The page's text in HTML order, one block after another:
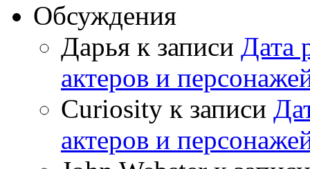
Обсуждения
Дарья к записи Дата
актеров и
Curiosity к записи
актеров и